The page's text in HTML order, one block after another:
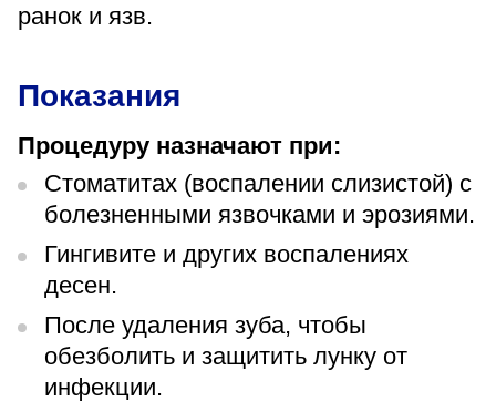
Пятница
+7 (4742) 72-73-31
Версия для слабовидящих
ранок и язв.
Показания
Процедуру назначают при:
Стоматитах (воспалении слизистой) с
болезненными язвочками и эрозиями.
Гингивите и других воспалениях
десен.
После удаления зуба, чтобы
обезболить и защитить лунку от
инфекции.